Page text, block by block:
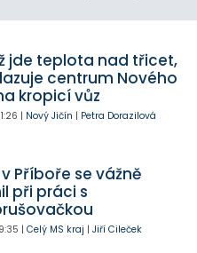
jde teplota nad třicet,
centrum Nového
kropicí vůz
| Nový Jičín | Petra Dorazilová
v Příboře se vážně
při práci s
9:35 | Celý MS kraj | Jiří Cileček